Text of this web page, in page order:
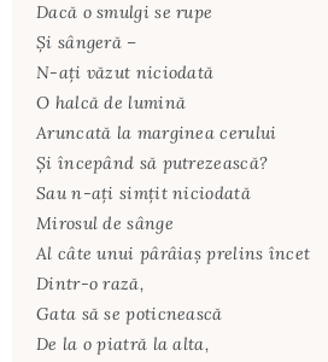
Dacă o smulgi se rupe
Şi sângeră –
N-aţi văzut niciodată
O halcă de lumină
Aruncată la marginea cerului
Şi începând să putrezească?
Sau n-aţi simţit niciodată
Mirosul de sânge
Al câte unui pârâiaş prelins încet
Dintr-o rază,
Gata să se poticnească
De la o piatră la alta,